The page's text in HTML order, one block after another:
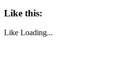
Like this:
Like Loading...